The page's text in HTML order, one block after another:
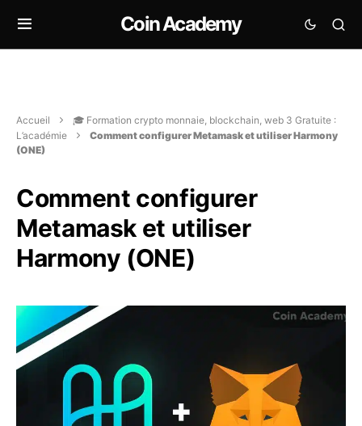
Coin Academy
Accueil
🎓 Formation crypto monnaie, blockchain, web 3 Gratuite :
L’académie
Comment configurer Metamask et utiliser Harmony
(ONE)
Comment configurer
Metamask et utiliser
Harmony (ONE)